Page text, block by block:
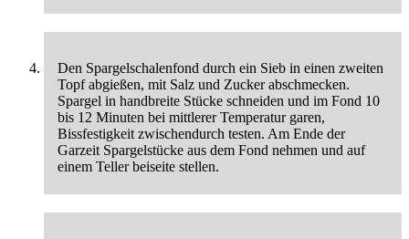
Den Spargelschalenfond durch ein Sieb in einen zweiten
Topf abgießen, mit Salz und Zucker abschmecken.
Spargel in handbreite Stücke schneiden und im Fond 10
bis 12 Minuten bei mittlerer Temperatur garen,
Bissfestigkeit zwischendurch testen. Am Ende der
Garzeit Spargelstücke aus dem Fond nehmen und auf
einem Teller beiseite stellen.